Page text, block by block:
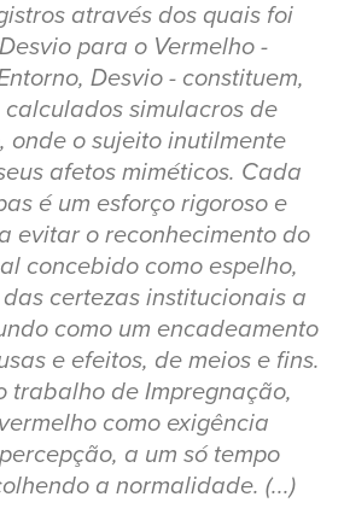
através dos quais foi
para o Vermelho -
Desvio - constituem,
simulacros de
onde o sujeito inutilmente
afetos miméticos. Cada
é um esforço rigoroso e
evitar o reconhecimento do
concebido como espelho,
certezas institucionais a
como um encadeamento
e efeitos, de meios e fins.
trabalho de Impregnação,
como exigência
a um só tempo
a normalidade. (...)